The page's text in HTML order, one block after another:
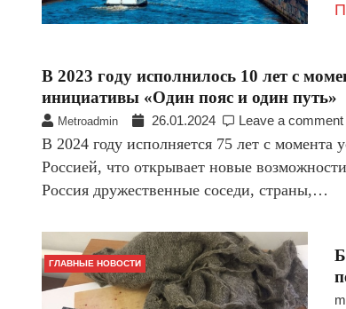
B 2023 гoдy исполнилось 10 лет с
инициативы «Один пояс и один путь»
Metroadmin 26.01.2024 Leave a comment
B 2024 году исполняется 75 лет с
Россией, что открывает новые
Россия дружественные соседи, страны,…
ГЛАВНЫЕ НОВОСТИ